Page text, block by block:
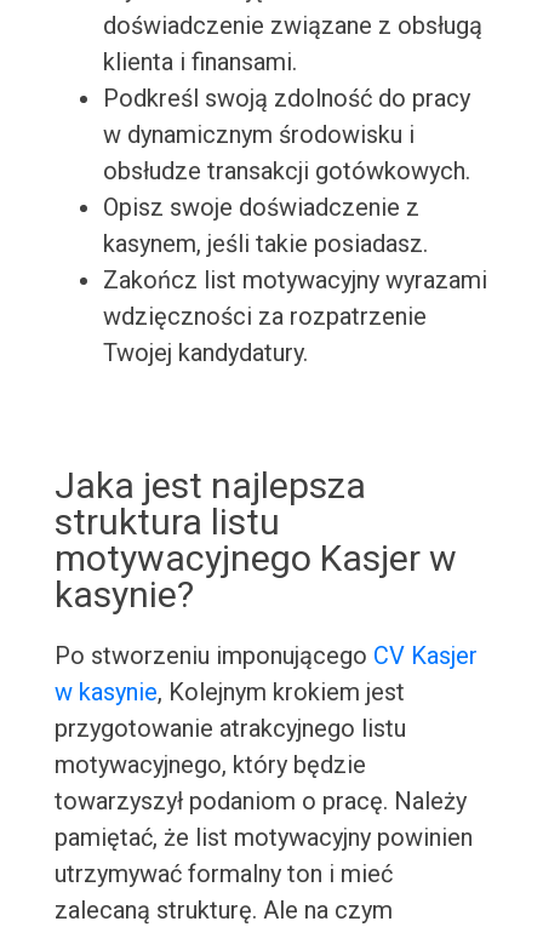
doświadczenie związane z obsługą
klienta i finansami.
Podkreśl swoją zdolność do pracy
w dynamicznym środowisku i
obsłudze transakcji gotówkowych.
Opisz swoje doświadczenie z
kasynem, jeśli takie posiadasz.
Zakończ list motywacyjny wyrazami
wdzięczności za rozpatrzenie
Twojej kandydatury.
Jaka jest najlepsza
struktura listu
motywacyjnego Kasjer w
kasynie?
Po stworzeniu imponującego CV Kasjer
w kasynie, Kolejnym krokiem jest
przygotowanie atrakcyjnego listu
motywacyjnego, który będzie
towarzyszył podaniom o pracę. Należy
pamiętać, że list motywacyjny powinien
utrzymywać formalny ton i mieć
zalecaną strukturę. Ale na czym